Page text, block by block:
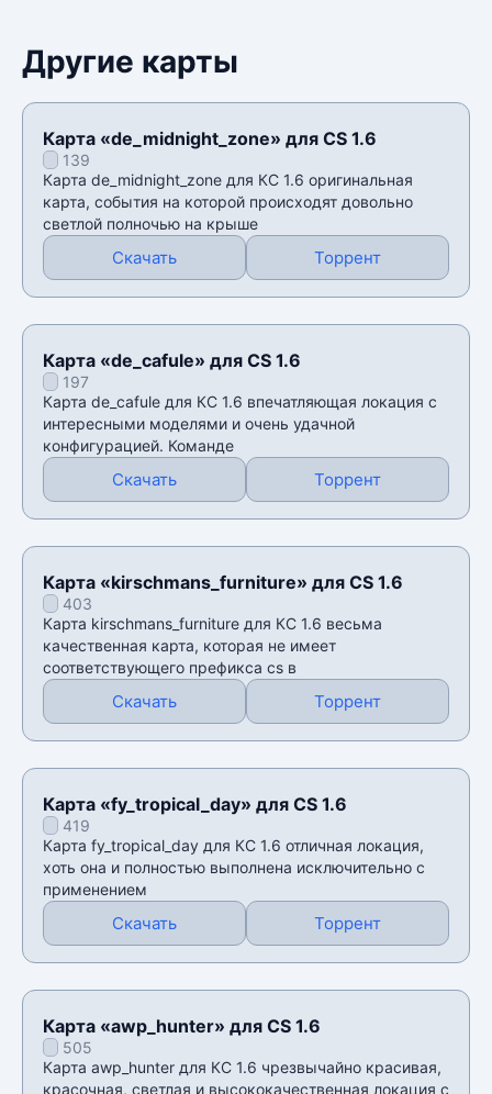
Другие карты
Карта «de_midnight_zone» для CS 1.6
139
Карта de_midnight_zone для КС 1.6 оригинальная
карта, события на которой происходят довольно
светлой полночью на крыше
Скачать Торрент
Карта «de_cafule» для CS 1.6
197
Карта de_cafule для КС 1.6 впечатляющая локация с
интересными моделями и очень удачной
конфигурацией. Команде
Скачать Торрент
Карта «kirschmans_furniture» для CS 1.6
403
Карта kirschmans_furniture для КС 1.6 весьма
качественная карта, которая не имеет
соответствующего префикса cs в
Скачать Торрент
Карта «fy_tropical_day» для CS 1.6
419
Карта fy_tropical_day для КС 1.6 отличная локация,
хоть она и полностью выполнена исключительно с
применением
Скачать Торрент
Карта «awp_hunter» для CS 1.6
505
Карта awp_hunter для КС 1.6 чрезвычайно красивая,
красочная, светлая и высококачественная локация с